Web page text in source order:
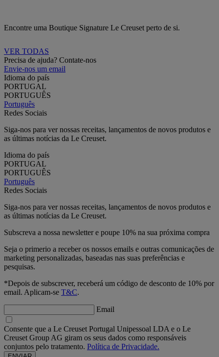
Encontre uma Boutique Signature Le Creuset perto de si.
VER TODAS
Precisa de ajuda? Contate-nos
Envie-nos um email
Idioma do país
PORTUGAL
PORTUGUÊS
Português
Redes Sociais
Siga-nos para ver nossas receitas, lançamentos de novos produtos e
as últimas notícias da Le Creuset.
Idioma do país
PORTUGAL
PORTUGUÊS
Português
Redes Sociais
Siga-nos para ver nossas receitas, lançamentos de novos produtos e
as últimas notícias da Le Creuset.
Subscreva a nossa newsletter e poupe 10% na sua próxima compra
Seja o primerio a receber os nossos emails e outras comunicações de
marketing personalizadas, baseadas nas suas preferências e
pesquisas.
*Depois de subscrever, receberá um código de desconto de 10% por
email. Aplicam-se T&C.
Email
Consente que a Le Creuset Portugal Unipessoal LDA e o Le
Creuset Group AG giram os seus dados como responsáveis
conjuntos pelo tratamento. Política de Privacidade.